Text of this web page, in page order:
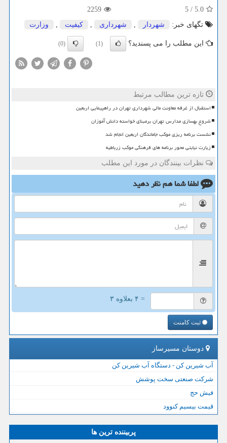
5.0
/
5
2259
تگهای خبر:
شهردار , شهرداری , كیفیت , وزارت
این مطلب را می پسندید؟ (1)
(0)
تازه ترین مطالب مرتبط
استقبال از غرفه معاونت مالی شهرداری تهران در راهپیمایی اربعین
شروع بهسازی مدارس تهران برمبنای خواسته دانش آموزان
نشست برنامه ریزی موکب جاماندگان اربعین انجام شد
زیارت نیابتی محور برنامه های فرهنگی موکب زرباطیه
نظرات بینندگان در مورد این مطلب
لطفا شما همنظر دهید
= ۴ بعلاوه ۳
ثبت کامنت
دوستان مسیرساز
آب شیرین کن - دستگاه آب شیرین کن
شرکت صنعتی سخت پوشش
فیش حج
قیمت بیسیم کنوود
پربیننده ترین ها